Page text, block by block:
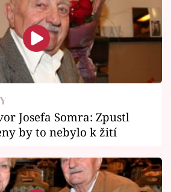
Josefa Somra: Zpustl
by to nebylo k žití